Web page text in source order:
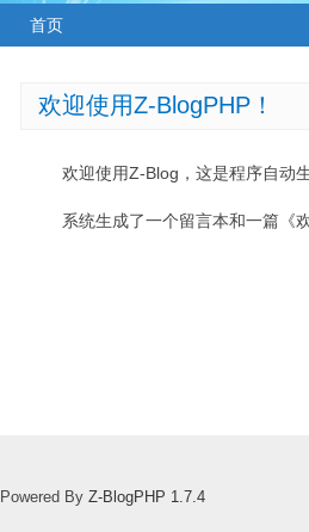
首页
欢迎使用Z-BlogPHP！
欢迎使用Z-Blog，这是程序自动
系统生成了一个留言本和一篇《
Powered By Z-BlogPHP 1.7.4